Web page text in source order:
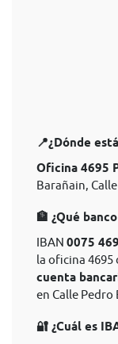
📍¿Dónde
Oficina 4695
Barañain,
🏦 ¿Qué
IBAN 0075
la oficina 4695
cuenta
en Calle Pedro
🔐 ¿Cuál es